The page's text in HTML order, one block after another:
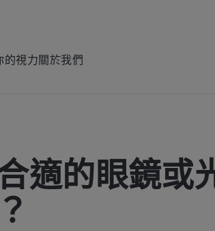
的視力關於我們
適的眼鏡或